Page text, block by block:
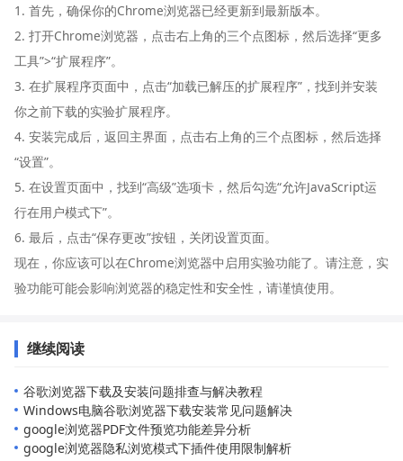
1. 首先，确保你的Chrome浏览器已经更新到最新版本。
2. 打开Chrome浏览器，点击右上角的三个点图标，然后选择“更多
工具”>“扩展程序”。
3. 在扩展程序页面中，点击“加载已解压的扩展程序”，找到并安装
你之前下载的实验扩展程序。
4. 安装完成后，返回主界面，点击右上角的三个点图标，然后选择
“设置”。
5. 在设置页面中，找到“高级”选项卡，然后勾选“允许JavaScript运
行在用户模式下”。
6. 最后，点击“保存更改”按钮，关闭设置页面。
现在，你应该可以在Chrome浏览器中启用实验功能了。请注意，实
验功能可能会影响浏览器的稳定性和安全性，请谨慎使用。
继续阅读
谷歌浏览器下载及安装问题排查与解决教程
Windows电脑谷歌浏览器下载安装常见问题解决
google浏览器PDF文件预览功能差异分析
google浏览器隐私浏览模式下插件使用限制解析